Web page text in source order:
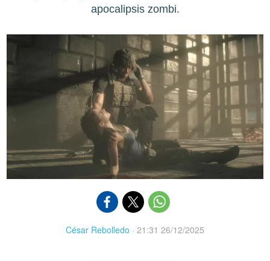
apocalipsis zombi.
César Rebolledo · 21:31 26/12/2025